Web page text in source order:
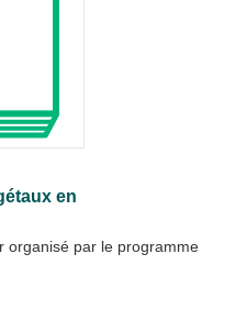
en
organisé par le programme